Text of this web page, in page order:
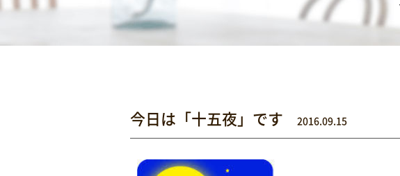
今日は「十五夜」です 2016.09.15